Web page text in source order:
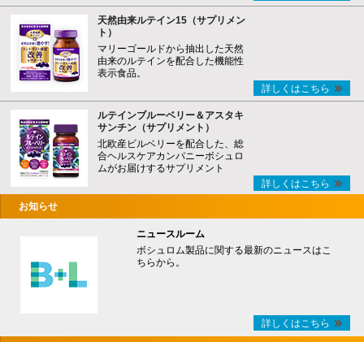
天然由来ルテイン15（サプリメン
ト）
マリーゴールドから抽出した天然
由来のルテインを配合した機能性
表示食品。
詳しくはこちら
ルテインブルーベリー＆アスタキ
サンチン（サプリメント）
北欧産ビルベリーを配合した、総
合ヘルスケアカンパニーボシュロ
ムがお届けするサプリメント
詳しくはこちら
お知らせ
ニュースルーム
ボシュロム製品に関する最新のニュースはこ
ちらから。
詳しくはこちら